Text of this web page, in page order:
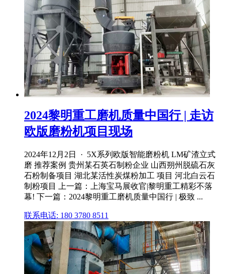
2024黎明重工磨机质量中国行 | 走访
欧版磨粉机项目现场
2024年12月2日 · 5X系列欧版智能磨粉机 LM矿渣立式
磨 推荐案例 贵州某石英石制粉企业 山西朔州脱硫石灰
石粉制备项目 湖北某活性炭煤粉加工 项目 河北白云石
制粉项目 上一篇：上海宝马展收官|黎明重工精彩不落
幕! 下一篇：2024黎明重工磨机质量中国行 | 极致 ...
联系电话: 180 3780 8511